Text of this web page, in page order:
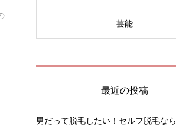
芸能
最近の投稿
男だって脱毛したい！セルフ脱毛な